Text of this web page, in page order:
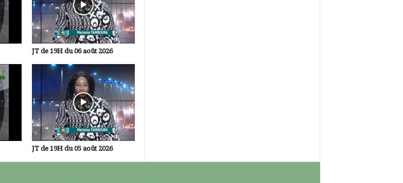
JT de 19H du 06 août 2026
JT de 19H du 05 août 2026